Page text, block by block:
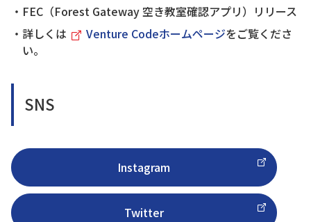
・FEC（Forest Gateway 空き教室確認アプリ）リリース
・詳しくは
Venture Codeホームページをご覧くださ
い。
SNS
Instagram
Twitter